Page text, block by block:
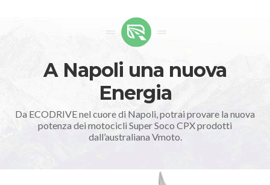
A Napoli una nuova
Energia
Da ECODRIVE nel cuore di Napoli, potrai provare la nuova
potenza dei motocicli Super Soco CPX prodotti
dall’australiana Vmoto.